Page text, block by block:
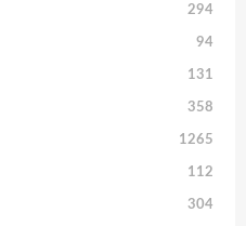
294
94
131
358
1265
112
304